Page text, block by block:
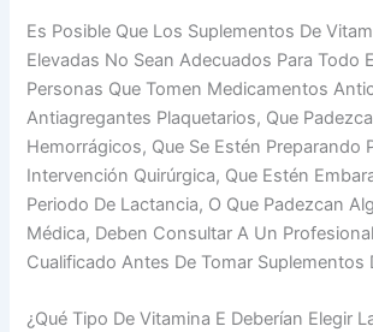
Es Posible Que Los Suplementos De
Elevadas No Sean Adecuados Para Todo
Personas Que Tomen Medicamentos
Antiagregantes Plaquetarios, Que
Hemorrágicos, Que Se Estén Preparando
Intervención Quirúrgica, Que Estén
Periodo De Lactancia, O Que Padezcan
Médica, Deben Consultar A Un
Cualificado Antes De Tomar Suplementos
¿Qué Tipo De Vitamina E Deberían Elegir